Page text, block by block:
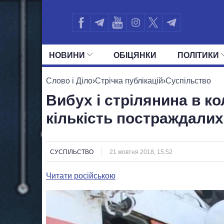
НОВИНИ ОБIЦЯНКИ ПОЛIТИКИ
УСІ ПОЛІТИКИ ПРЕЗИДЕНТ І ОФІС
Слово і Діло›Стрічка публікацій›Суспільство
Вибух і стрілянина в
кількість постраждалих
СУСПІЛЬСТВО 21 жовтня 2018, 15:52
Читати російською